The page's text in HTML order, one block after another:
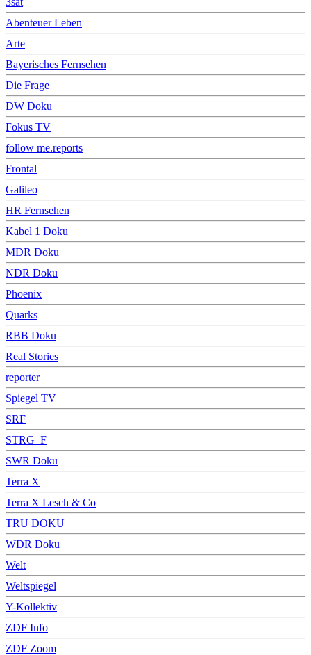
Abenteuer Leben
Arte
Bayerisches Fernsehen
Die Frage
DW Doku
Fokus TV
follow me.reports
Frontal
Galileo
HR Fernsehen
Kabel 1 Doku
MDR Doku
NDR Doku
Phoenix
Quarks
RBB Doku
Real Stories
reporter
Spiegel TV
SRF
STRG_F
SWR Doku
Terra X
Terra X Lesch & Co
TRU DOKU
WDR Doku
Welt
Weltspiegel
Y-Kollektiv
ZDF Info
ZDF Zoom